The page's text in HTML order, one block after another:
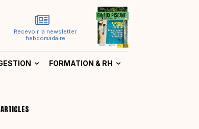
Recevoir la newsletter
hebdomadaire
FORMATION & RH